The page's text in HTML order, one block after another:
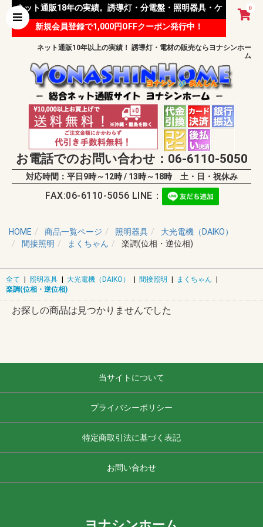
0
ネット通販18年の実績。誘導灯・分電盤・照明器具・ケ
ーブル等 様々な資材を取り扱っています。
新規会員登録で1,000円OFFクーポン発行中！
ネット通販10年以上の実績！ 誘導灯・電材の販売ならヨナシンホー
ム
お電話でのお問い合わせ：06-6110-5050
対応時間：平日9時～12時 / 13時～18時 土・日・祝休み
FAX:06-6110-5056 LINE：
HOME 商品一覧ページ 照明器具
大光電機（DAIKO）
間接照明
まくちゃん 楽調(位相・逆位相)
全て | 照明器具 | 大光電機（DAIKO） | 間接照明 | まくちゃん |
楽調(位相・逆位相)
お探しの商品は見つかりませんでした
当サイトについて
プライバシーポリシー
特定商取引法に基づく表記
お問い合わせ